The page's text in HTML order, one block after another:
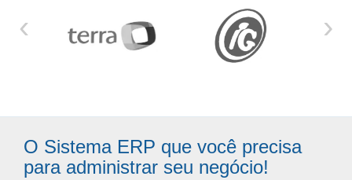
‹ ›
O Sistema ERP que você precisa
para administrar seu negócio!